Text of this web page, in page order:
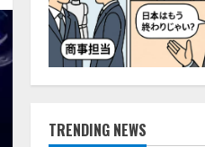
TRENDING NEWS
5
1
【開